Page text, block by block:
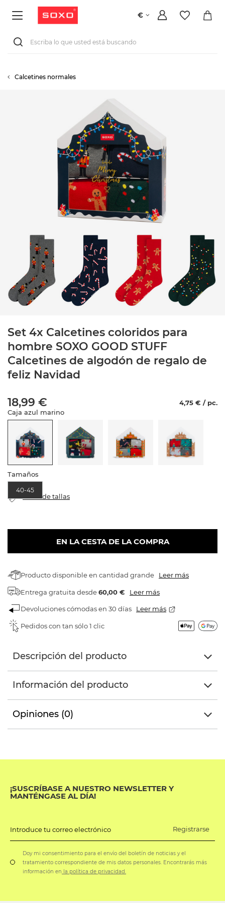
€
Calcetines normales
Set 4x Calcetines coloridos para
hombre SOXO GOOD STUFF
Calcetines de algodón de regalo de
feliz Navidad
18,99 €
4,75 € / pc.
Caja azul marino
Tamaños
40-45
Tabla de tallas
EN LA CESTA DE LA COMPRA
Producto disponible en cantidad grande Leer más
Entrega gratuita desde60,00 € Leer más
Devoluciones cómodas en 30 días Leer más
Pedidos con tan sólo 1 clic
Descripción del producto
Información del producto
Opiniones (0)
¡SUSCRÍBASE A NUESTRO NEWSLETTER Y
MANTÉNGASE AL DÍA!
Introduce tu correo electrónico Registrarse
Doy mi consentimiento para el envío del boletín de noticias y el
tratamiento correspondiente de mis datos personales. Encontrarás más
información en la política de privacidad.